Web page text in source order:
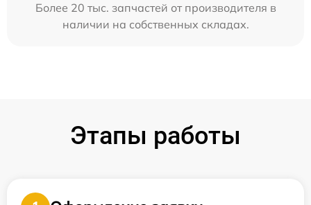
Более 20 тыс. запчастей от производителя в
наличии на собственных складах.
Этапы работы